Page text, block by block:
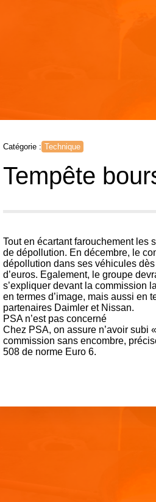
Catégorie : Technique
Tempête
Tout en écartant farouchement les
de dépollution. En décembre, le
dépollution dans ses véhicules
d’euros. Egalement, le groupe
s’expliquer devant la commission
en termes d’image, mais aussi en
partenaires Daimler et Nissan.
PSA n’est pas concerné
Chez PSA, on assure n’avoir subi
commission sans encombre,
508 de norme Euro 6.